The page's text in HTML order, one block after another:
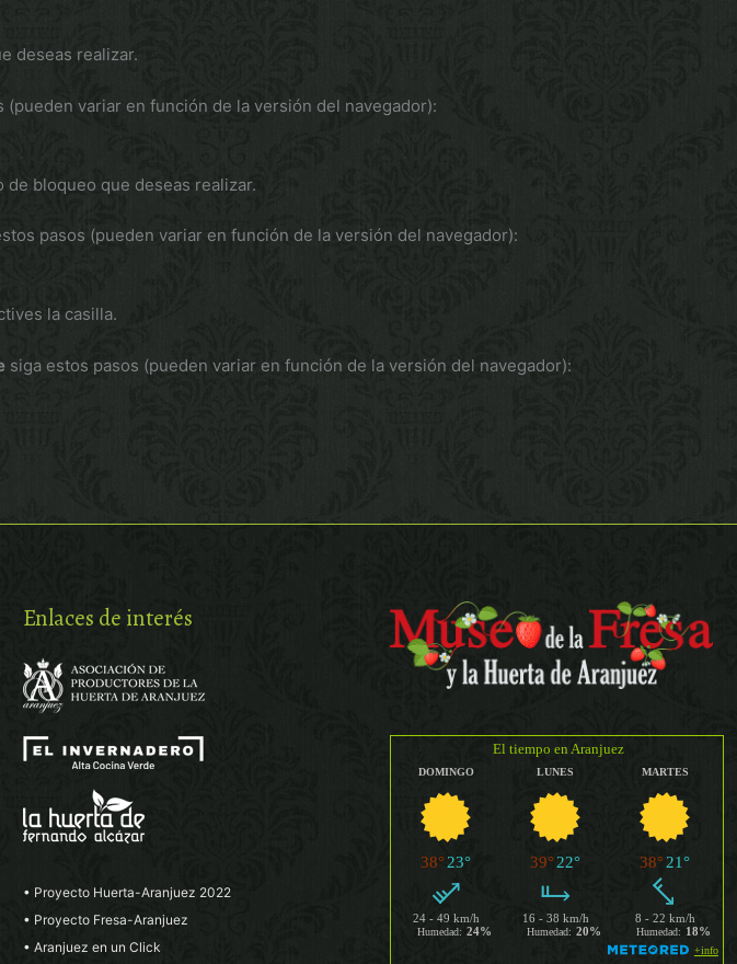
deseas realizar.
(pueden variar en función de la versión del navegador):
de bloqueo que deseas realizar.
pasos (pueden variar en función de la versión del navegador):
la casilla.
siga estos pasos (pueden variar en función de la versión del navegador):
Enlaces de interés
• Proyecto Huerta-Aranjuez 2022
• Proyecto Fresa-Aranjuez
• Aranjuez en un Click